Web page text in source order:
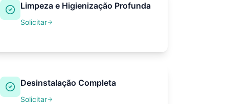
Limpeza e Higienização Profunda
Solicitar
Desinstalação Completa
Solicitar